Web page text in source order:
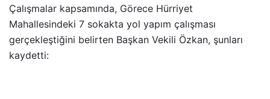
Çalışmalar kapsamında, Görece Hürriyet
Mahallesindeki 7 sokakta yol yapım çalışması
gerçekleştiğini belirten Başkan Vekili Özkan, şunları
kaydetti: